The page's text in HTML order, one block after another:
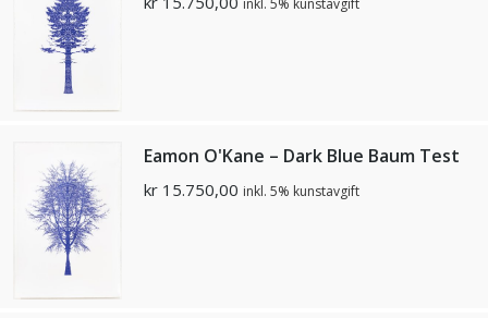
inkl. 5% kunstavgift
Eamon O'Kane – Dark Blue Baum Test
kr 15.750,00 inkl. 5% kunstavgift